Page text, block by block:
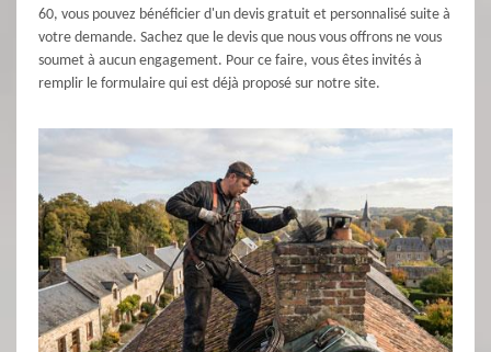
60, vous pouvez bénéficier d'un devis gratuit et personnalisé suite à
votre demande. Sachez que le devis que nous vous offrons ne vous
soumet à aucun engagement. Pour ce faire, vous êtes invités à
remplir le formulaire qui est déjà proposé sur notre site.